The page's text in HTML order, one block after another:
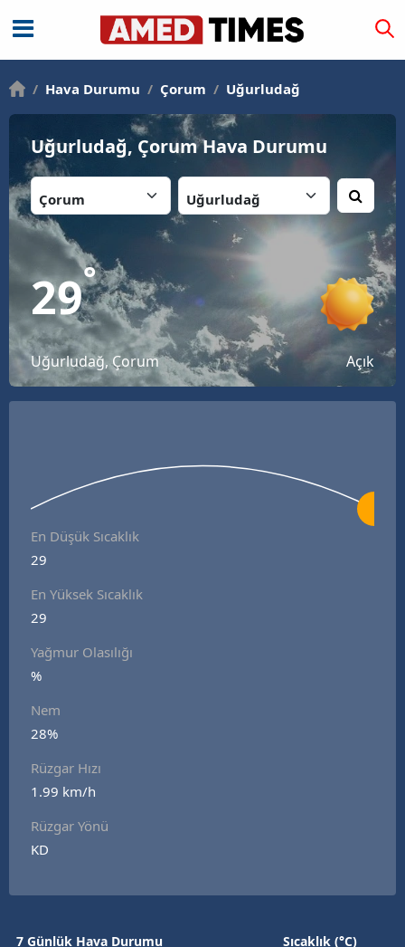
/ Hava Durumu / Çorum / Uğurludağ
Uğurludağ, Çorum Hava Durumu
29°
Uğurludağ, Çorum Açık
En Düşük Sıcaklık
29
En Yüksek Sıcaklık
29
Yağmur Olasılığı
%
Nem
28%
Rüzgar Hızı
1.99 km/h
Rüzgar Yönü
KD
7 Günlük Hava Durumu Sıcaklık (°C)